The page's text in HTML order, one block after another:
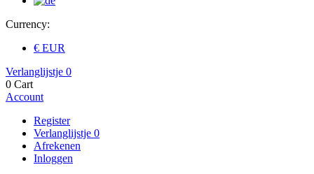
Currency:
€ EUR
Verlanglijstje 0
0 Cart
Account
Register
Verlanglijstje 0
Afrekenen
Inloggen